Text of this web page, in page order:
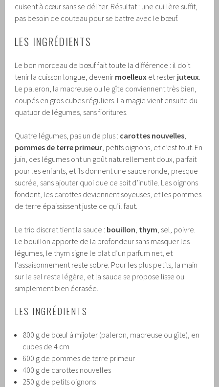
cuisent à cœur sans se déliter. Résultat : une cuillère suffit,
pas besoin de couteau pour se battre avec le bœuf.
LES INGRÉDIENTS
Le bon morceau de bœuf fait toute la différence : il doit
tenir la cuisson longue, devenir moelleux et rester juteux
Le paleron, la macreuse ou le gîte conviennent très bien,
coupés en gros cubes réguliers. La magie vient ensuite du
quatuor de légumes, sans fioritures.
Quatre légumes, pas un de plus : carottes nouvelles
pommes de terre primeur , petits oignons, et c’est tout. En
juin, ces légumes ont un goût naturellement doux, parfait
pour les enfants, et ils donnent une sauce ronde, presque
sucrée, sans ajouter quoi que ce soit d’inutile. Les oignons
fondent, les carottes deviennent soyeuses, et les pommes
de terre épaississent juste ce qu’il faut.
Le trio discret tient la sauce : bouillon thym , sel, poivre.
Le bouillon apporte de la profondeur sans masquer les
légumes, le thym signe le plat d’un parfum net, et
l’assaisonnement reste sobre. Pour les plus petits, la main
sur le sel reste légère, et la sauce se propose lisse ou
simplement bien écrasée.
LES INGRÉDIENTS
800 g de bœuf à mijoter (paleron, macreuse ou gîte), en
cubes de 4 cm
600 g de pommes de terre primeur
400 g de carottes nouvelles
250 g de petits oignons